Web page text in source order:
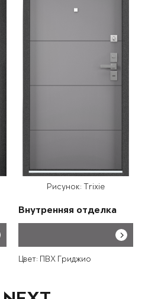
Рисунок: Trixie
Внутренняя отделка
Цвет: ПВХ Гриджио